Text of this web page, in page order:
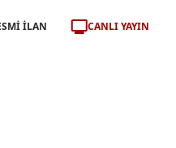
İLAN CANLI YAYIN